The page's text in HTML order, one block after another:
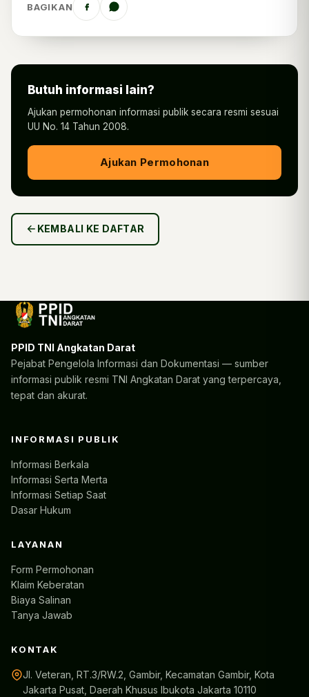
BAGIKAN
Butuh informasi lain?
Ajukan permohonan informasi publik secara resmi sesuai
UU No. 14 Tahun 2008.
Ajukan Permohonan
KEMBALI KE DAFTAR
PPID TNI Angkatan Darat
Pejabat Pengelola Informasi dan Dokumentasi — sumber
informasi publik resmi TNI Angkatan Darat yang terpercaya,
tepat dan akurat.
INFORMASI PUBLIK
Informasi Berkala
Informasi Serta Merta
Informasi Setiap Saat
Dasar Hukum
LAYANAN
Form Permohonan
Klaim Keberatan
Biaya Salinan
Tanya Jawab
KONTAK
Jl. Veteran, RT.3/RW.2, Gambir, Kecamatan Gambir, Kota
Jakarta Pusat, Daerah Khusus Ibukota Jakarta 10110